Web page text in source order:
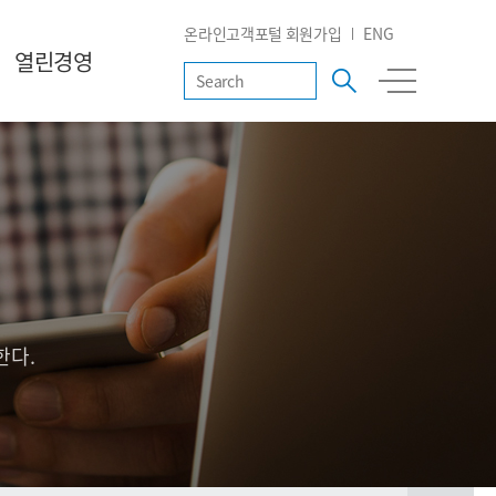
열린경영
온라인고객포털 회원가입 ENG
다.